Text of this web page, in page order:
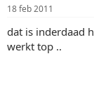
18 feb 2011
dat is inderdaad
werkt top ..